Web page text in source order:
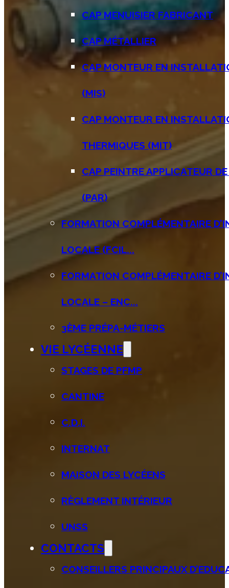
CAP MENUISIER FABRICANT
CAP MÉTALLIER
CAP MONTEUR EN
(MIS)
CAP MONTEUR EN
THERMIQUES (MIT)
CAP PEINTRE APPLICATEUR
(PAR)
FORMATION COMPLÉMENTAIRE
LOCALE (FCIL...
FORMATION COMPLÉMENTAIRE
LOCALE – ENC...
3ÈME PRÉPA-MÉTIERS
VIE LYCÉENNE
STAGES DE PFMP
CANTINE
C.D.I.
INTERNAT
MAISON DES LYCÉENS
RÈGLEMENT INTÉRIEUR
UNSS
CONTACTS
CONSEILLERS PRINCIPAUX